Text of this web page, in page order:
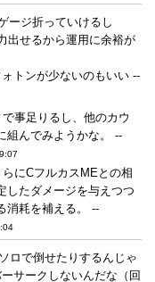
ージ折っていけるし
出せるから運用に余裕が
トンが少ないのもいい --
事足りるし、他のカウ
組んでみようかな。 --
にCフルカスMEとの相
したダメージを与えつつ
消耗を補える。 --
ロで倒せたりするんじゃ
サークしないんだな（回